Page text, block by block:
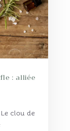
: alliée
clou de